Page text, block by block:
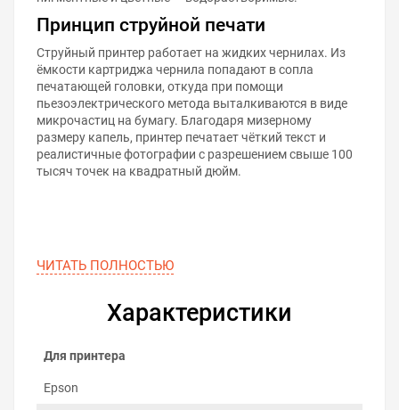
Принцип струйной печати
Струйный принтер работает на жидких чернилах. Из
ёмкости картриджа чернила попадают в сопла
печатающей головки, откуда при помощи
пьезоэлектрического метода выталкиваются в виде
микрочастиц на бумагу. Благодаря мизерному
размеру капель, принтер печатает чёткий текст и
реалистичные фотографии с разрешением свыше 100
тысяч точек на квадратный дюйм.
ЧИТАТЬ ПОЛНОСТЬЮ
Характеристики
Для принтера
Epson